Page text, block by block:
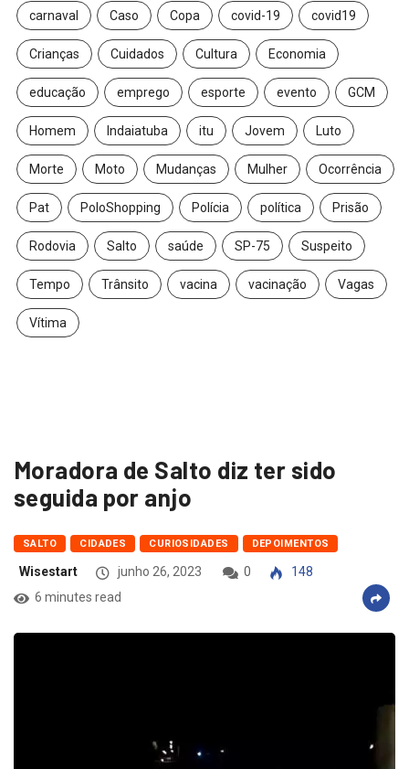
carnaval Caso Copa covid-19 covid19
Crianças Cuidados Cultura Economia
educação emprego esporte evento GCM
Homem Indaiatuba itu Jovem Luto
Morte Moto Mudanças Mulher Ocorrência
Pat PoloShopping Polícia política Prisão
Rodovia Salto saúde SP-75 Suspeito
Tempo Trânsito vacina vacinação Vagas
Vítima
Moradora de Salto diz ter sido
seguida por anjo
SALTO CIDADES CURIOSIDADES DEPOIMENTOS
Wisestart junho 26, 2023 0
148
6 minutes read